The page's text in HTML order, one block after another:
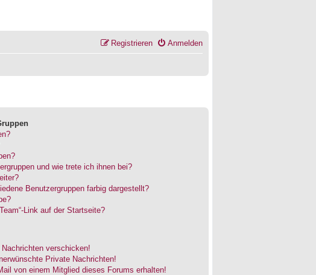
Anmelden
Registrieren
und wie trete ich ihnen bei?
Benutzergruppen farbig dargestellt?
Link auf der Startseite?
verschicken!
Private Nachrichten!
von einem Mitglied dieses Forums erhalten!